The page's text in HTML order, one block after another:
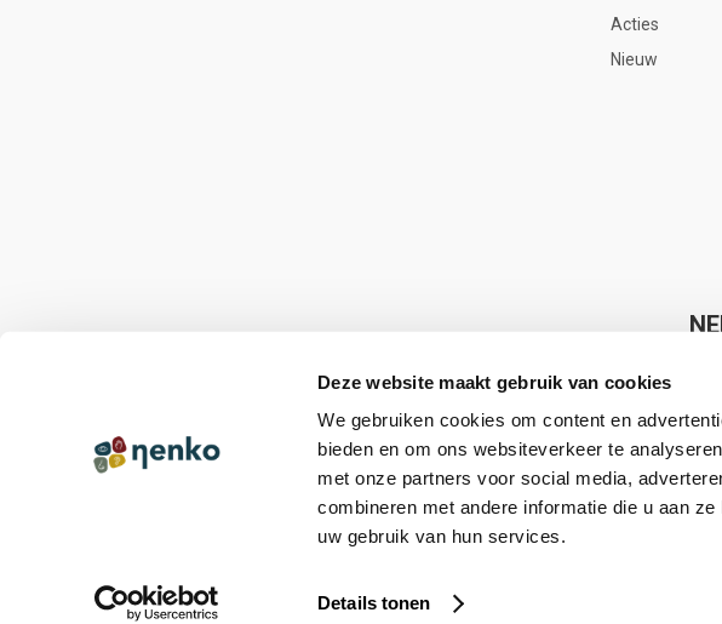
Deze website maakt gebruik van cookies
We gebruiken cookies om content en
bieden en om ons websiteverkeer te
met onze partners voor social media,
combineren met andere informatie die u aan
uw gebruik van hun services.
Details tonen
Acties
Nieuw
© Copyright 2026 Nenko Online Identity & Solutions